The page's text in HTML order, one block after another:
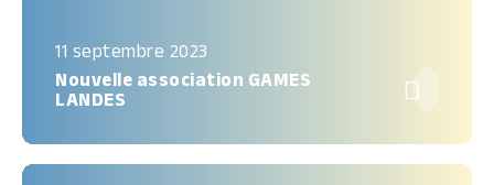
11 septembre 2023
Nouvelle association GAMES
LANDES
